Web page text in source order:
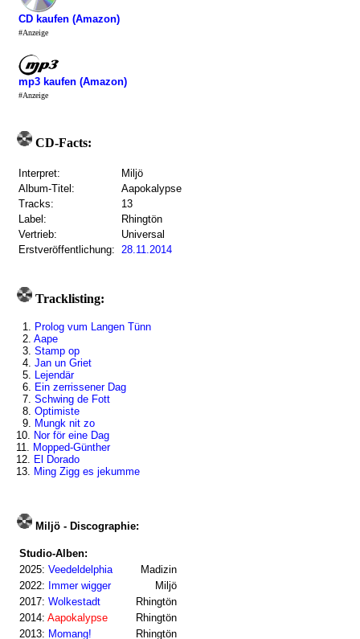
CD kaufen (Amazon)
#Anzeige
mp3 kaufen (Amazon)
#Anzeige
CD-Facts:
Interpret:
Miljö
Album-Titel:
Aapokalypse
Tracks:
13
Label:
Rhingtön
Vertrieb:
Universal
Erstveröffentlichung: 28.11.2014
Tracklisting:
1. Prolog vum Langen Tünn
2. Aape
3. Stamp op
4. Jan un Griet
5. Lejendär
6. Ein zerrissener Dag
7. Schwing de Fott
8. Optimiste
9. Mungk nit zo
10. Nor för eine Dag
11. Mopped-Günther
12. El Dorado
13. Ming Zigg es jekumme
Miljö - Discographie:
Studio-Alben:
2025: Veedeldelphia
Madizin
2022: Immer wigger
Miljö
2017: Wolkestadt
Rhingtön
2014: Aapokalypse
Rhingtön
2013: Momang! Rhingtön